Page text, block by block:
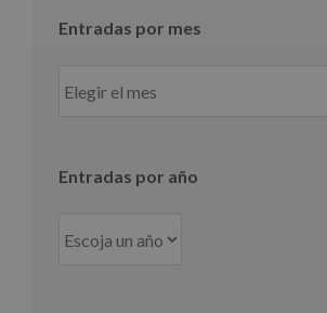
Entradas por mes
por
Entradas por año